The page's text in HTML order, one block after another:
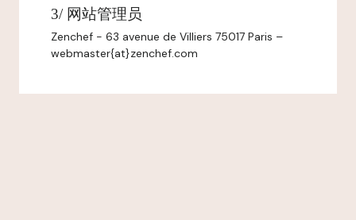
3/ 网站管理员
Zenchef - 63 avenue de Villiers 75017 Paris –
webmaster{at}zenchef.com